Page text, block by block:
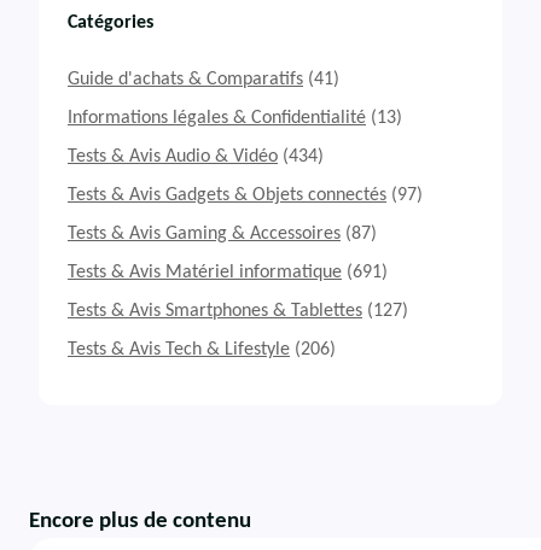
Catégories
Guide d'achats & Comparatifs (41)
Informations légales & Confidentialité (13)
Tests & Avis Audio & Vidéo (434)
Tests & Avis Gadgets & Objets connectés (97)
Tests & Avis Gaming & Accessoires (87)
Tests & Avis Matériel informatique (691)
Tests & Avis Smartphones & Tablettes (127)
Tests & Avis Tech & Lifestyle (206)
Encore plus de contenu